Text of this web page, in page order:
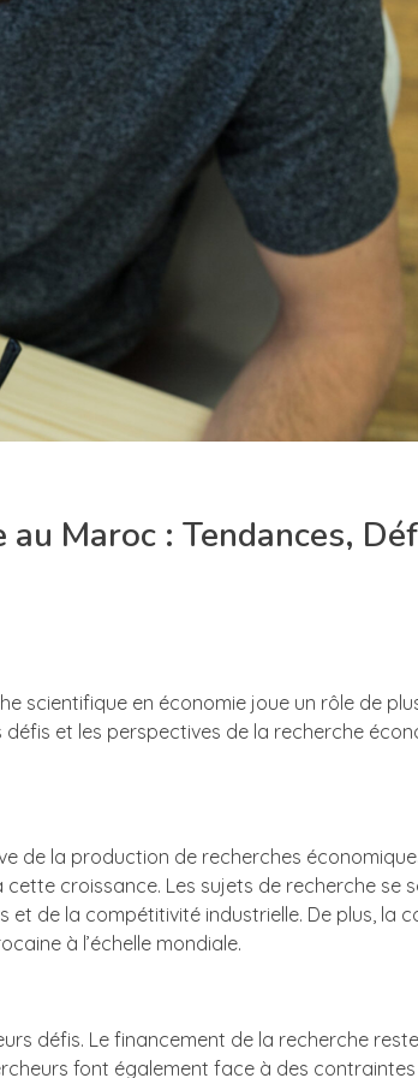
Maroc : Tendances,
scientifique en économie joue un rôle de
et les perspectives de la recherche
de la production de recherches
croissance. Les sujets de recherche se
et de la compétitivité industrielle. De plus, la
à l’échelle mondiale.
défis. Le financement de la recherche
font également face à des